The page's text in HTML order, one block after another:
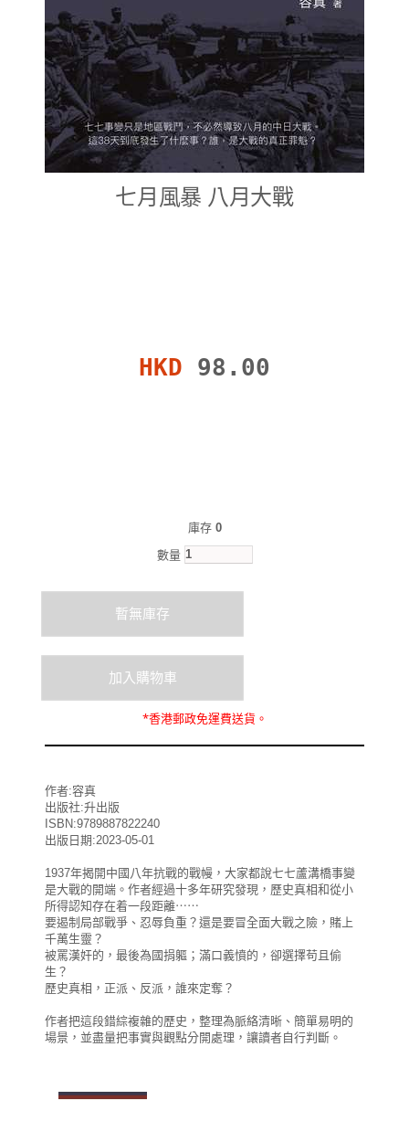
七月風暴 八月大戰
HKD 98.00
庫存 0
數量
*香港郵政免運費送貨。
作者:容真
出版社:升出版
ISBN:9789887822240
出版日期:2023-05-01
1937年揭開中國八年抗戰的戰幔，大家都說七七蘆溝橋事變
是大戰的開端。作者經過十多年研究發現，歷史真相和從小
所得認知存在着一段距離⋯⋯
要遏制局部戰爭、忍辱負重？還是要冒全面大戰之險，賭上
千萬生靈？
被罵漢奸的，最後為國捐軀；滿口義憤的，卻選擇苟且偷
生？
歷史真相，正派、反派，誰來定奪？
作者把這段錯綜複雜的歷史，整理為脈絡清晰、簡單易明的
場景，並盡量把事實與觀點分開處理，讓讀者自行判斷。